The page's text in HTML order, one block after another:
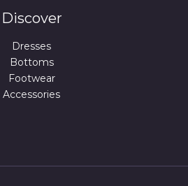
Discover
Dresses
Bottoms
Footwear
Accessories